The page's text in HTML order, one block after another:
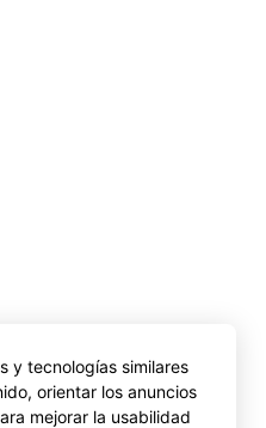
y tecnologías similares
orientar los anuncios
mejorar la usabilidad